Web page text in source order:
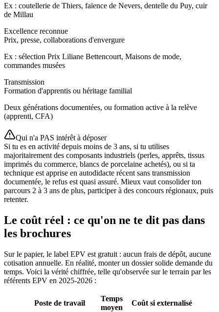
Ex : coutellerie de Thiers, faïence de Nevers, dentelle du Puy, cuir
de Millau
Excellence reconnue
Prix, presse, collaborations d'envergure
Ex : sélection Prix Liliane Bettencourt, Maisons de mode,
commandes musées
Transmission
Formation d'apprentis ou héritage familial
Deux générations documentées, ou formation active à la relève
(apprenti, CFA)
Qui n'a PAS intérêt à déposer
Si tu es en activité depuis moins de 3 ans, si tu utilises
majoritairement des composants industriels (perles, apprêts, tissus
imprimés du commerce, blancs de porcelaine achetés), ou si ta
technique est apprise en autodidacte récent sans transmission
documentée, le refus est quasi assuré. Mieux vaut consolider ton
parcours 2 à 3 ans de plus, participer à des concours régionaux, puis
retenter.
Le coût réel : ce qu'on ne te dit pas dans
les brochures
Sur le papier, le label EPV est gratuit : aucun frais de dépôt, aucune
cotisation annuelle. En réalité, monter un dossier solide demande du
temps. Voici la vérité chiffrée, telle qu'observée sur le terrain par les
référents EPV en 2025-2026 :
Poste de travail
Temps
moyen
Coût si externalisé